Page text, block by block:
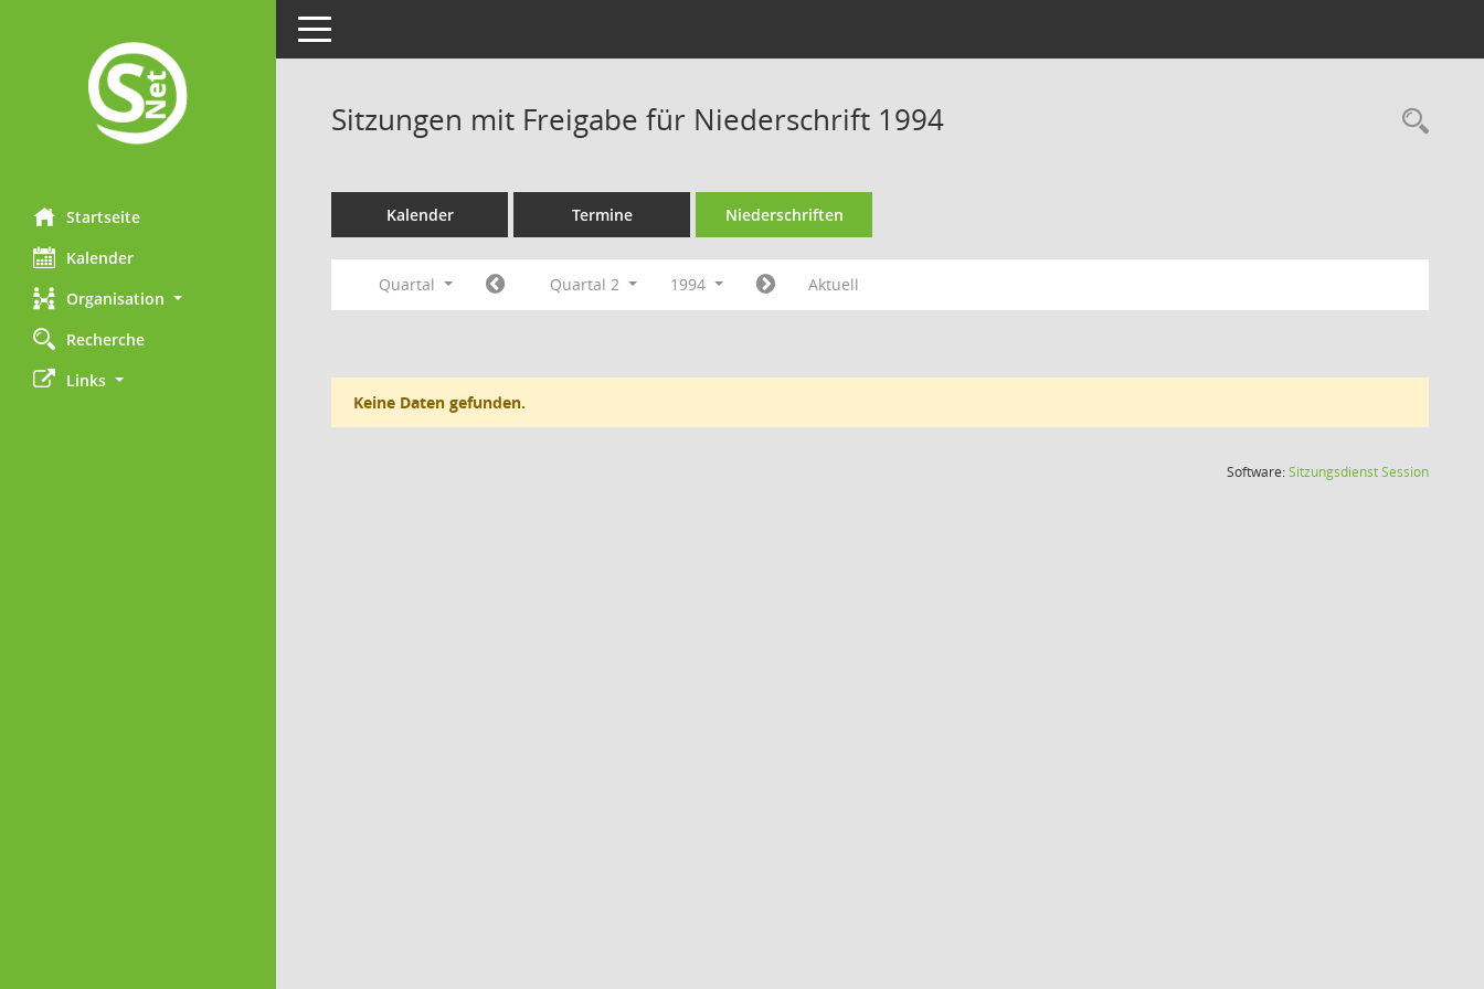
Startseite
Kalender
Organisation
Recherche
Links
Toggle navigation
Sitzungen mit Freigabe für Niederschrift 1994
Kalender Termine Niederschriften
Quartal Quartal 2 1994 Aktuell
Keine Daten gefunden.
Software:SitzungsdienstSession(Wird in